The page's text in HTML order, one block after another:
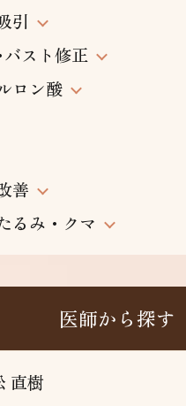
引
バスト修正
ロン酸
善
るみ・クマ
医師から探す
直樹